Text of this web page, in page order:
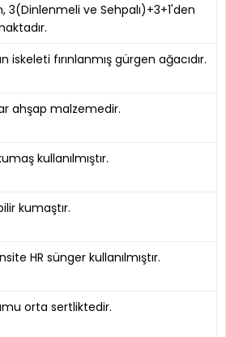
3(Dinlenmeli ve Sehpalı)+3+1'den
iskeleti fırınlanmış gürgen ağacıdır.
ahşap malzemedir.
kullanılmıştır.
kumaştır.
HR sünger kullanılmıştır.
orta sertliktedir.